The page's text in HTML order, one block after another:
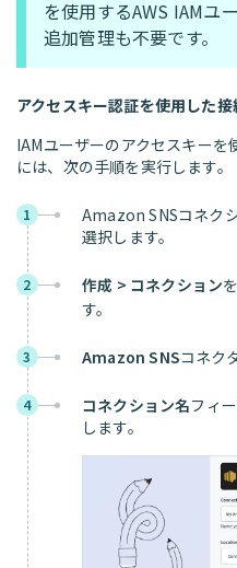
を使用するAWS IAMユ
追加管理も不要です。
アクセスキー認証を使用した接
IAMユーザーのアクセスキー
には、次の手順を実行します。
1
Amazon SNSコネク
選択します。
2 作成 > コネクション
す。
3 Amazon SNSコネク
4 コネクション名フィ
します。